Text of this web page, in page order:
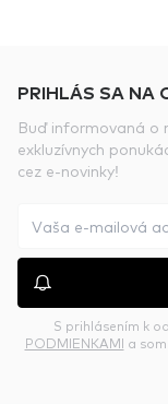
PRIHLÁS SA NA
Buď informovaná o
exkluzívnych
cez e-novinky!
S prihlásením k
PODMIENKAMI a